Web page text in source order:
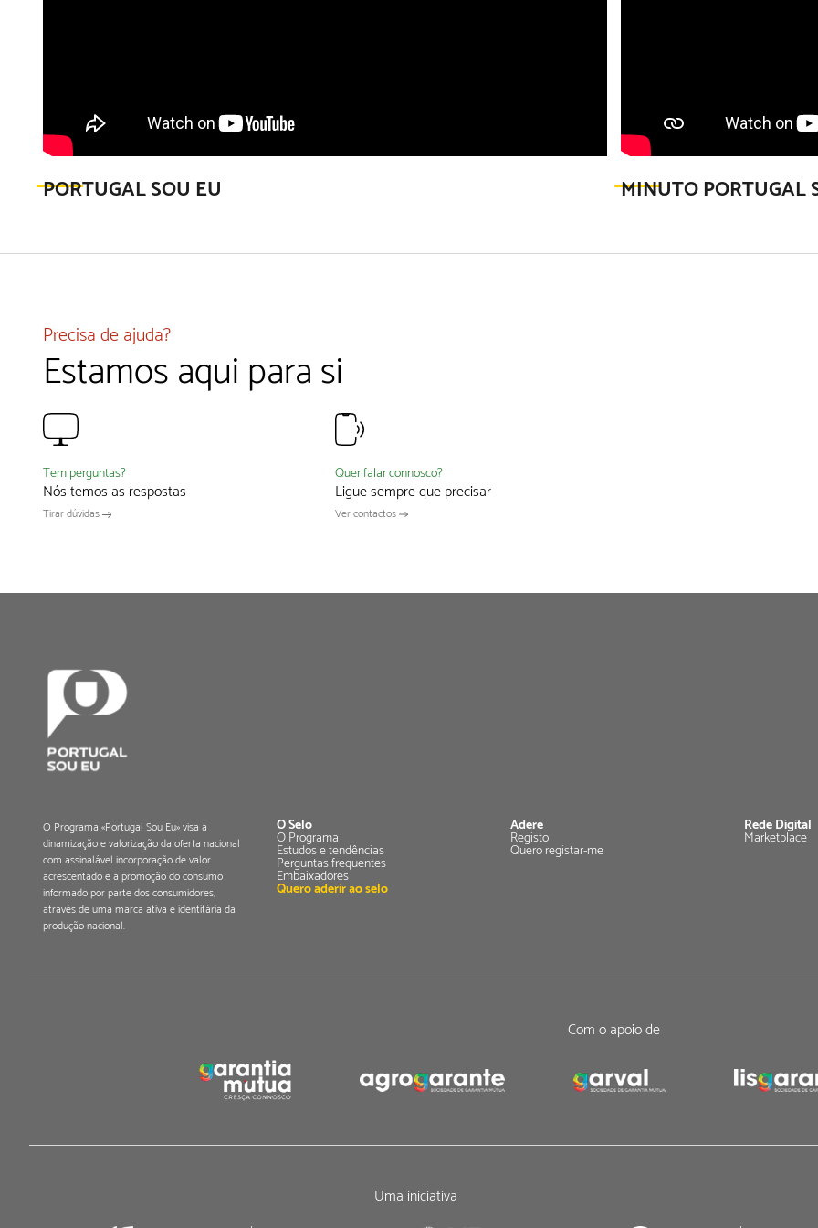
PORTUGAL SOU EU MINUTO PORTUGAL
Precisa de ajuda?
Estamos aqui para si
Tem perguntas?
Nós temos as respostas
Tirar dúvidas
Quer falar connosco?
Ligue sempre que precisar
Ver contactos
O Programa «Portugal Sou Eu» visa a
dinamização e valorização da oferta nacional
com assinalável incorporação de valor
acrescentado e a promoção do consumo
informado por parte dos consumidores,
através de uma marca ativa e identitária da
produção nacional.
O Selo
O Programa
Estudos e tendências
Perguntas frequentes
Embaixadores
Quero aderir ao selo
Adere
Registo
Quero registar-me
Rede Digital
Marketplace
Com o apoio de
Uma iniciativa